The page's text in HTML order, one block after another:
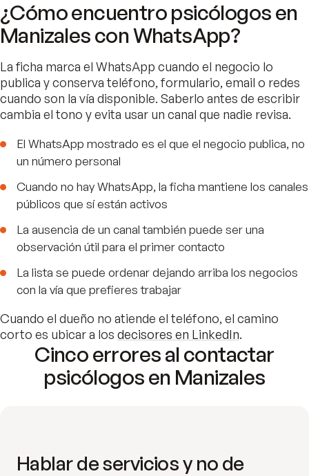
¿Cómo encuentro psicólogos en
Manizales con WhatsApp?
La ficha marca el WhatsApp cuando el negocio lo
publica y conserva teléfono, formulario, email o redes
cuando son la vía disponible. Saberlo antes de escribir
cambia el tono y evita usar un canal que nadie revisa.
El WhatsApp mostrado es el que el negocio publica, no
un número personal
Cuando no hay WhatsApp, la ficha mantiene los canales
públicos que sí están activos
La ausencia de un canal también puede ser una
observación útil para el primer contacto
La lista se puede ordenar dejando arriba los negocios
con la vía que prefieres trabajar
Cuando el dueño no atiende el teléfono, el camino
corto es ubicar a los decisores en LinkedIn.
Cinco errores al contactar
psicólogos en Manizales
Hablar de servicios y no de